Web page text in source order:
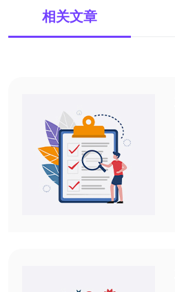
相关文章